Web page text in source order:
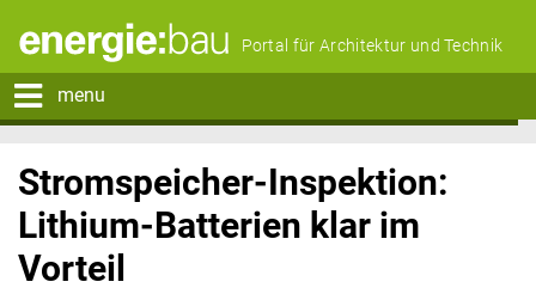
Portal für Architektur und Technik
menu
Stromspeicher-Inspektion:
Lithium-Batterien klar im
Vorteil